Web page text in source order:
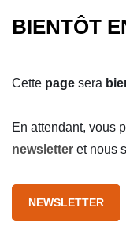
BIENTÔT
Cette page sera
En attendant, vous
newsletter et nous
NEWSLETTER